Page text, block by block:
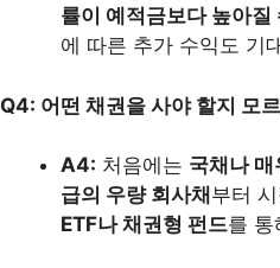
률이 예적금보다 높아질
에 따른 추가 수익도 기
Q4: 어떤 채권을 사야 할지 모
A4: 처음에는 국채나
급의 우량 회사채 부터
ETF나 채권형 펀드를 통